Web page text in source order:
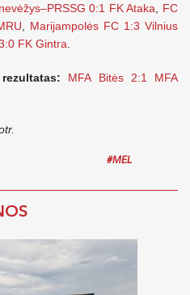
0:1 FK Ataka
FC
Marijampolės FC 1:3 Vilnius
FK Gintra
MFA Bitės 2:1 MFA
#MEL